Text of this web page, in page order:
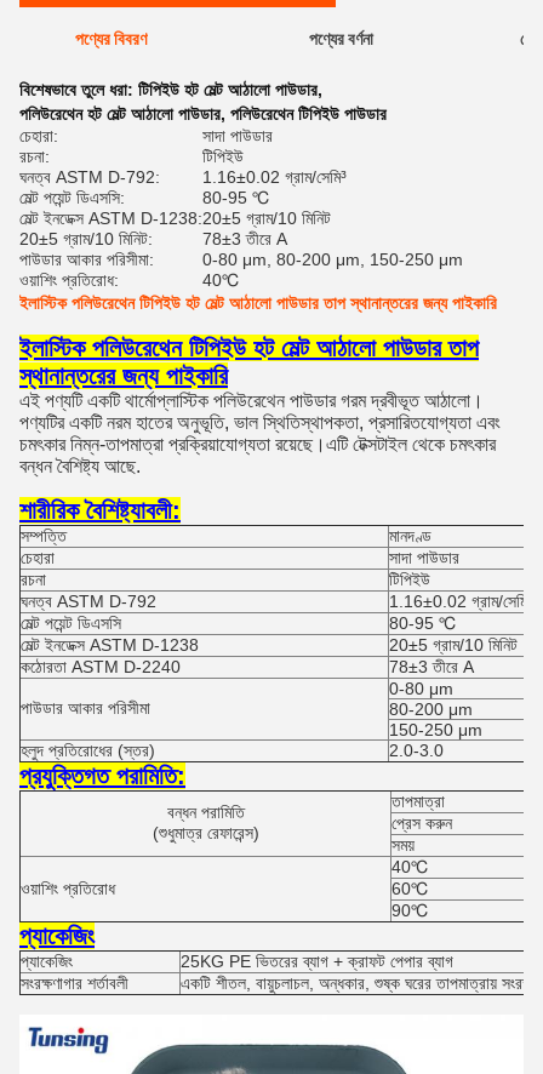
পণ্যের বিবরণ পণ্যের বর্ণনা
বিশেষভাবে তুলে ধরা: টিপিইউ হট মেল্ট আঠালো পাউডার,
পলিউরেথেন হট মেল্ট আঠালো পাউডার, পলিউরেথেন টিপিইউ পাউডার
চেহারা:
সাদা পাউডার
রচনা:
টিপিইউ
ঘনত্ব ASTM D-792:
1.16±0.02 গ্রাম/সেমি³
মেল্ট পয়েন্ট ডিএসসি:
80-95 ℃
মেল্ট ইনডেক্স ASTM D-1238:20±5 গ্রাম/10 মিনিট
20±5 গ্রাম/10 মিনিট:
78±3 তীরে A
পাউডার আকার পরিসীমা:
0-80 μm, 80-200 μm, 150-250 μm
ওয়াশিং প্রতিরোধ:
40℃
ইলাস্টিক পলিউরেথেন টিপিইউ হট মেল্ট আঠালো পাউডার তাপ স্থানান্তরের জন্য পাইকারি
ইলাস্টিক পলিউরেথেন টিপিইউ হট মেল্ট আঠালো পাউডার তাপ
স্থানান্তরের জন্য পাইকারি
এই পণ্যটি একটি থার্মোপ্লাস্টিক পলিউরেথেন পাউডার গরম দ্রবীভূত আঠালো।
পণ্যটির একটি নরম হাতের অনুভূতি, ভাল স্থিতিস্থাপকতা, প্রসারিতযোগ্যতা এবং
চমৎকার নিম্ন-তাপমাত্রা প্রক্রিয়াযোগ্যতা রয়েছে।এটি টেক্সটাইল থেকে চমৎকার
বন্ধন বৈশিষ্ট্য আছে.
শারীরিক বৈশিষ্ট্যাবলী:
সম্পত্তি
মানদণ্ড
চেহারা
সাদা পাউডার
রচনা
টিপিইউ
ঘনত্ব ASTM D-792
1.16±0.02 গ্রাম/সেমি³
মেল্ট পয়েন্ট ডিএসসি
80-95 ℃
মেল্ট ইনডেক্স ASTM D-1238
20±5 গ্রাম/10 মিনিট
কঠোরতা ASTM D-2240
78±3 তীরে A
পাউডার আকার পরিসীমা
0-80 μm
80-200 μm
150-250 μm
হলুদ প্রতিরোধের (স্তর)
2.0-3.0
প্রযুক্তিগত পরামিতি:
বন্ধন পরামিতি
(শুধুমাত্র রেফারেন্স)
তাপমাত্রা
প্রেস করুন
সময়
ওয়াশিং প্রতিরোধ
40℃
60℃
90℃
প্যাকেজিং
প্যাকেজিং
25KG PE ভিতরের ব্যাগ + ক্রাফট পেপার ব্যাগ
সংরক্ষণাগার শর্তাবলী
একটি শীতল, বায়ুচলাচল, অন্ধকার, শুষ্ক ঘরের তাপমাত্রায়